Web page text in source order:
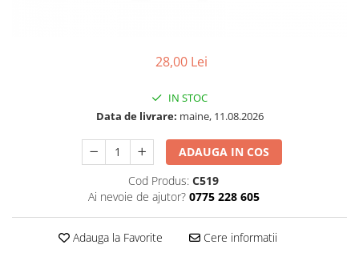
28,00 Lei
IN STOC
Data de livrare: maine, 11.08.2026
ADAUGA IN COS
Cod Produs: C519
Ai nevoie de ajutor? 0775 228 605
Adauga la Favorite Cere informatii